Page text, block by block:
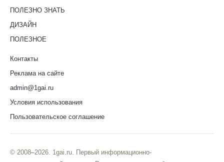
ПОЛЕЗНО ЗНАТЬ
ДИЗАЙН
ПОЛЕЗНОЕ
Контакты
Реклама на сайте
admin@1gai.ru
Условия использования
Пользовательское соглашение
© 2008–2026. 1gai.ru. Первый информационно-